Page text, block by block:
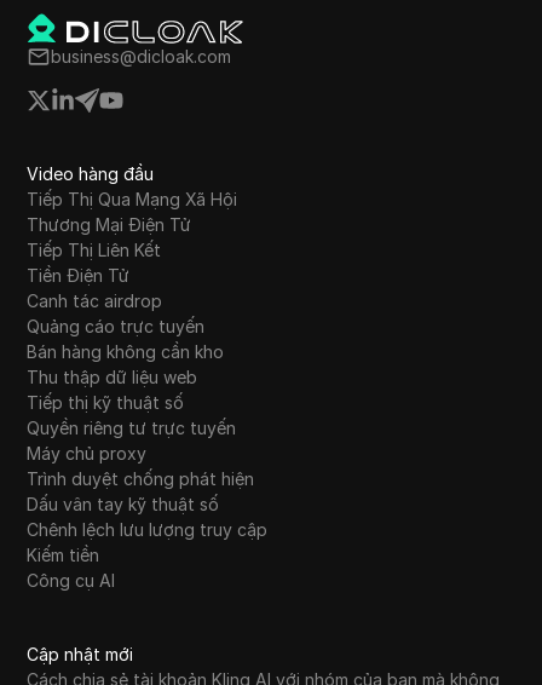
business@dicloak.com
Video hàng đầu
Tiếp Thị Qua Mạng Xã Hội
Thương Mại Điện Tử
Tiếp Thị Liên Kết
Tiền Điện Tử
Canh tác airdrop
Quảng cáo trực tuyến
Bán hàng không cần kho
Thu thập dữ liệu web
Tiếp thị kỹ thuật số
Quyền riêng tư trực tuyến
Máy chủ proxy
Trình duyệt chống phát hiện
Dấu vân tay kỹ thuật số
Chênh lệch lưu lượng truy cập
Kiếm tiền
Công cụ AI
Cập nhật mới
Cách chia sẻ tài khoản Kling AI với nhóm của bạn mà không